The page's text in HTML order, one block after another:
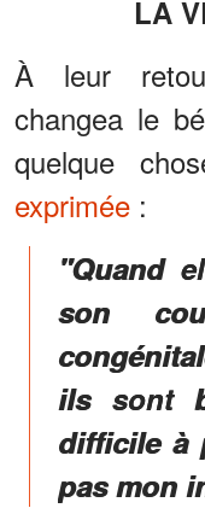
LA
À leur
changea le
quelque
exprimée :
"Quand
son
ils sont
difficile à
pas mon